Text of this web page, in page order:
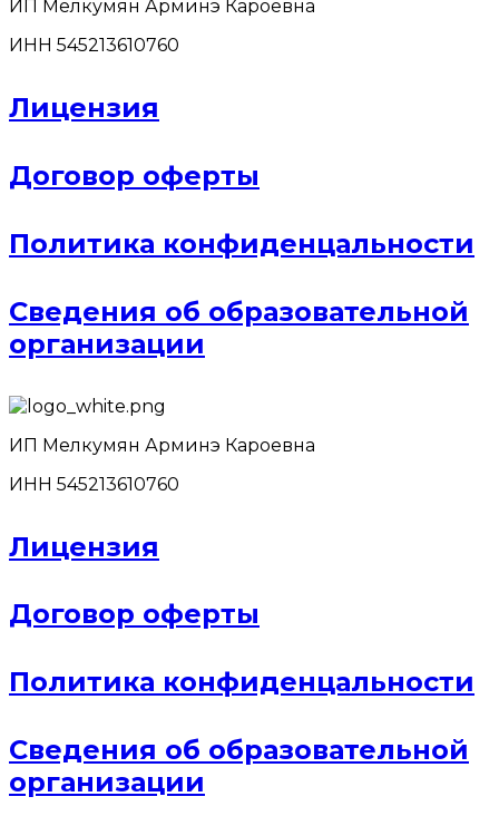
ИП Мелкумян Арминэ Кароевна
ИНН 545213610760
Лицензия
Договор оферты
Политика конфиденцальности
Сведения об образовательной
организации
ИП Мелкумян Арминэ Кароевна
ИНН 545213610760
Лицензия
Договор оферты
Политика конфиденцальности
Сведения об образовательной
организации